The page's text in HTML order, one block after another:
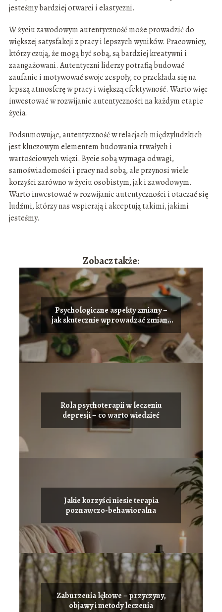
jesteśmy bardziej otwarci i elastyczni.
W życiu zawodowym autentyczność może prowadzić do
większej satysfakcji z pracy i lepszych wyników. Pracownicy,
którzy czują, że mogą być sobą, są bardziej kreatywni i
zaangażowani. Autentyczni liderzy potrafią budować
zaufanie i motywować swoje zespoły, co przekłada się na
lepszą atmosferę w pracy i większą efektywność. Warto więc
inwestować w rozwijanie autentyczności na każdym etapie
życia.
Podsumowując, autentyczność w relacjach międzyludzkich
jest kluczowym elementem budowania trwałych i
wartościowych więzi. Bycie sobą wymaga odwagi,
samoświadomości i pracy nad sobą, ale przynosi wiele
korzyści zarówno w życiu osobistym, jak i zawodowym.
Warto inwestować w rozwijanie autentyczności i otaczać się
ludźmi, którzy nas wspierają i akceptują takimi, jakimi
jesteśmy.
Zobacz także:
Psychologiczne aspekty zmiany –
jak skutecznie wprowadzać zmiany
w życiu
Rola psychoterapii w leczeniu
depresji – co warto wiedzieć
Jakie korzyści niesie terapia
poznawczo-behawioralna
Zaburzenia lękowe – przyczyny,
objawy i metody leczenia